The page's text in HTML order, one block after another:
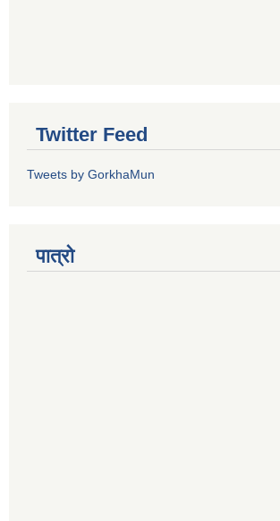
Twitter Feed
Tweets by GorkhaMun
पात्रो